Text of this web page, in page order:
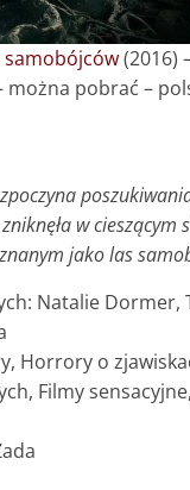
samobójców(2016)
można pobrać –
w cieszącym
jako las
Natalie Dormer,
Horrory o
Filmy